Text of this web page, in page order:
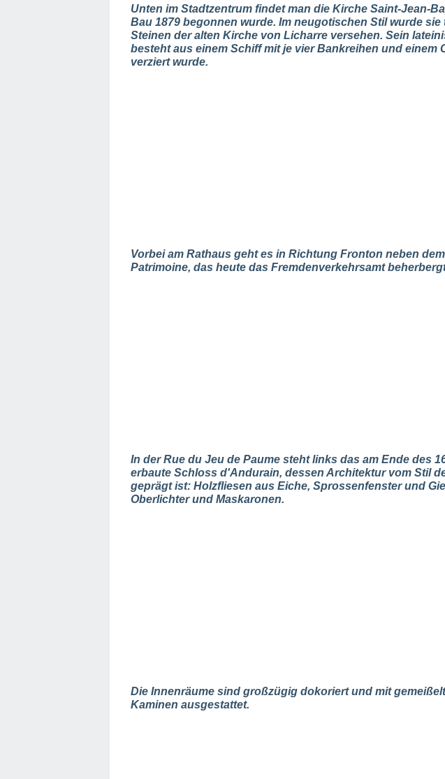
Unten im Stadtzentrum findet man die Kirche Saint-Jean-
Bau 1879 begonnen wurde. Im neugotischen Stil wurde sie
Steinen der alten Kirche von Licharre versehen. Sein
besteht aus einem Schiff mit je vier Bankreihen und einem
verziert wurde.
Vorbei am Rathaus geht es in Richtung Fronton neben
Patrimoine, das heute das Fremdenverkehrsamt
In der Rue du Jeu de Paume steht links das am Ende des
erbaute Schloss d'Andurain, dessen Architektur vom Stil
geprägt ist: Holzfliesen aus Eiche, Sprossenfenster und
Oberlichter und Maskaronen.
Die Innenräume sind großzügig dokoriert und mit
Kaminen ausgestattet.